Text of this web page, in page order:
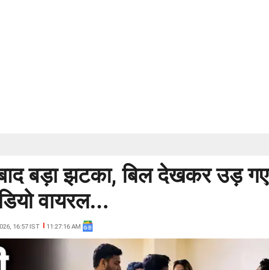
बड़ा झटका, बिल देखकर उड़ गए
वायरल...
16:57 IST 11:27:16 AM